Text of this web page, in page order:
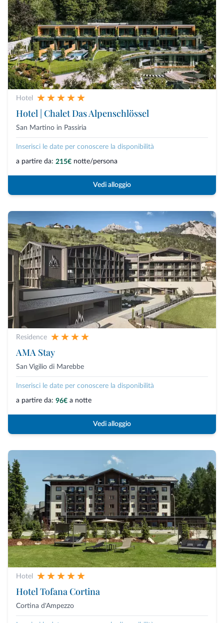
Hotel
Hotel | Chalet Das Alpenschlössel
San Martino in Passiria
Inserisci le date per conoscere la disponibilità
a partire da: 215€ notte/persona
Vedi alloggio
Residence
AMA Stay
San Vigilio di Marebbe
Inserisci le date per conoscere la disponibilità
a partire da: 96€ a notte
Vedi alloggio
Hotel
Hotel Tofana Cortina
Cortina d'Ampezzo